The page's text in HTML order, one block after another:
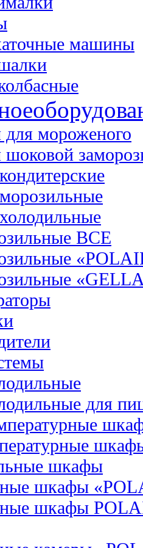
машины
мороженого
ВСЕ
для
шкафы
шкафы
шкафы